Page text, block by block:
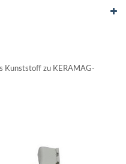
Kunststoff zu KERAMAG-